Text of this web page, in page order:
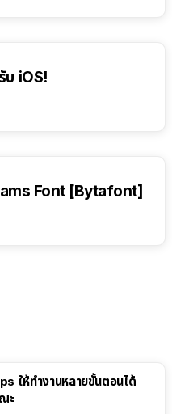
บ iOS!
Font [Bytafont]
ให้ทำงานหลายขั้นตอนได้
ะ